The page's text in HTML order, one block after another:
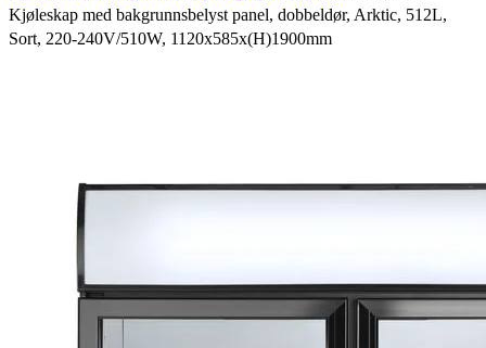
Kjøleskap med bakgrunnsbelyst panel, dobbeldør, Arktic, 512L,
Sort, 220-240V/510W, 1120x585x(H)1900mm